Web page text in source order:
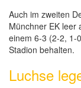
Auch im zweiten
Münchner EK leer
einem 6-3 (2-2, 1-
Stadion behalten.
Luchse